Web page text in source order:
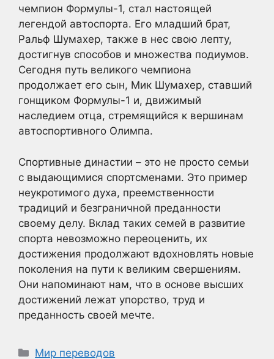
чемпион Формулы-1, стал настоящей
легендой автоспорта. Его младший брат,
Ральф Шумахер, также в нес свою лепту,
достигнув способов и множества подиумов.
Сегодня путь великого чемпиона
продолжает его сын, Мик Шумахер, ставший
гонщиком Формулы-1 и, движимый
наследием отца, стремящийся к вершинам
автоспортивного Олимпа.
Спортивные династии – это не просто семьи
с выдающимися спортсменами. Это пример
неукротимого духа, преемственности
традиций и безграничной преданности
своему делу. Вклад таких семей в развитие
спорта невозможно переоценить, их
достижения продолжают вдохновлять новые
поколения на пути к великим свершениям.
Они напоминают нам, что в основе высших
достижений лежат упорство, труд и
преданность своей мечте.
Рубрики
Мир переводов